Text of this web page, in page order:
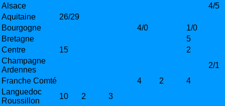
Alsace
4/5
Aquitaine
26/29
Bourgogne
4/0
1/0
Bretagne
5
Centre
15
2
Champagne
Ardennes
2/1
Franche Comté
4 2
4
Languedoc
Roussillon
10 2
3